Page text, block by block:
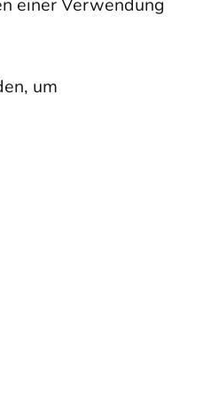
einer Verwendung
um